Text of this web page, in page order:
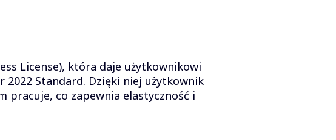
License), która daje użytkownikowi
2022 Standard. Dzięki niej użytkownik
pracuje, co zapewnia elastyczność i